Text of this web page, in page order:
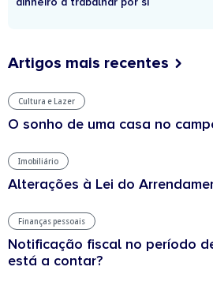
Artigos mais recentes
Cultura e Lazer
O sonho de uma casa no
Imobiliário
Alterações à Lei do
Finanças pessoais
Notificação fiscal no período
está a contar?